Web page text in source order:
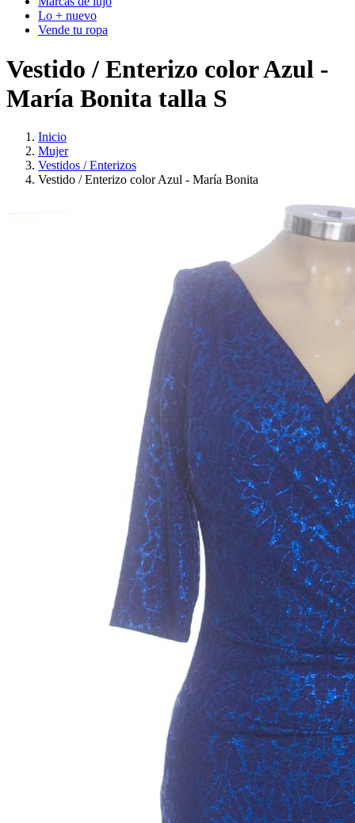
Lo + nuevo
Vende tu ropa
Vestido / Enterizo color Azul -
María Bonita talla S
Inicio
Mujer
Vestidos / Enterizos
Vestido / Enterizo color Azul - María Bonita